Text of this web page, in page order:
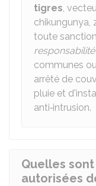
tigres,
chikungunya,
toute
communes
arrêté de
pluie et
anti‑intrusion.
Quelles
autorisées